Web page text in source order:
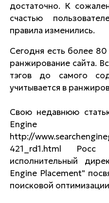
достаточно. К
счастью
правила изменились.
Сегодня есть более
ранжирование сайта.
тэгов до самого
учитывается в
Свою недавнюю
Engine
http://
421_rd1.html
исполнительный
Engine Placement"
поисковой